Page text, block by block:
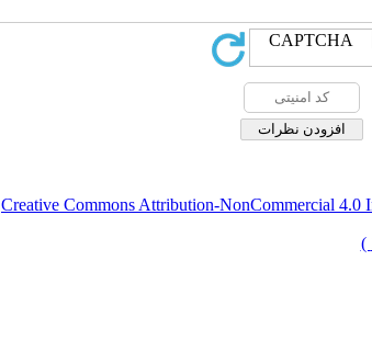
Creative Commons Attribution-NonCommercial 4.0